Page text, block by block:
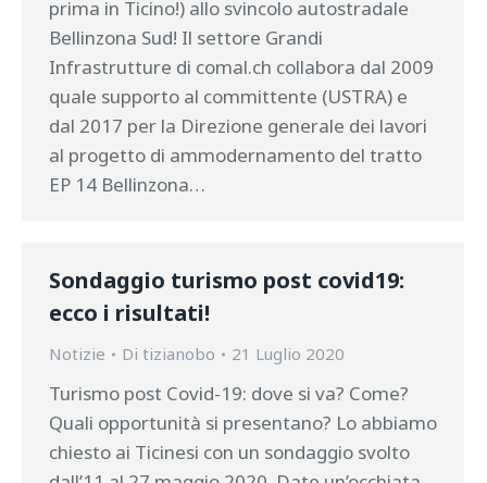
prima in Ticino!) allo svincolo autostradale
Bellinzona Sud! Il settore Grandi
Infrastrutture di comal.ch collabora dal 2009
quale supporto al committente (USTRA) e
dal 2017 per la Direzione generale dei lavori
al progetto di ammodernamento del tratto
EP 14 Bellinzona…
Sondaggio turismo post covid19:
ecco i risultati!
Notizie Di tizianobo 21 Luglio 2020
Turismo post Covid-19: dove si va? Come?
Quali opportunità si presentano? Lo abbiamo
chiesto ai Ticinesi con un sondaggio svolto